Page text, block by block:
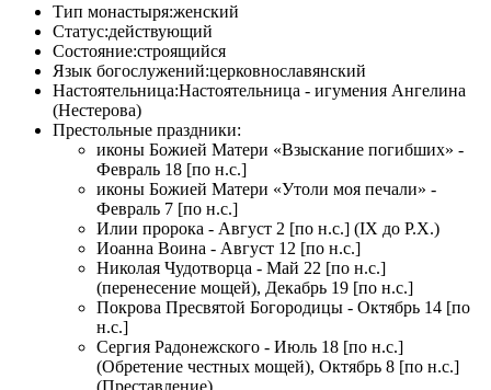
Тип монастыря:женский
Статус:действующий
Состояние:строящийся
Язык богослужений:церковнославянский
Настоятельница:Настоятельница - игумения Ангелина
(Нестерова)
Престольные праздники:
иконы Божией Матери «Взыскание погибших» -
Февраль 18 [по н.с.]
иконы Божией Матери «Утоли моя печали» -
Февраль 7 [по н.с.]
Илии пророка - Август 2 [по н.с.] (IX до Р.Х.)
Иоанна Воина - Август 12 [по н.с.]
Николая Чудотворца - Май 22 [по н.с.]
(перенесение мощей), Декабрь 19 [по н.с.]
Покрова Пресвятой Богородицы - Октябрь 14 [по
н.с.]
Сергия Радонежского - Июль 18 [по н.с.]
(Обретение честных мощей), Октябрь 8 [по н.с.]
(Преставление)